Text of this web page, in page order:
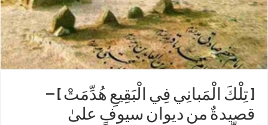
[ تِلْكَ الْمَبانِي فِي الْبَقِيعِ هُدِّمَتْ ] –
قصيدةٌ من ديوان سيوفٍ علىٰ